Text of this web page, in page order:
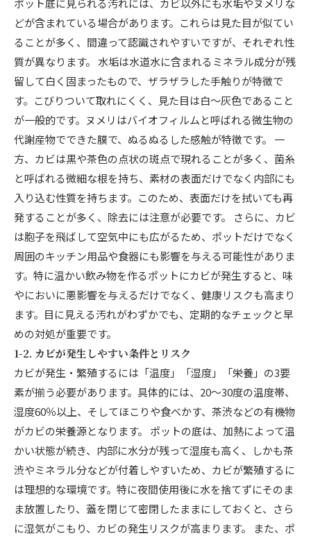
どが含まれている場合があります。これらは見た目が似てい
ることが多く、間違って認識されやすいですが、それぞれ性
質が異なります。 水垢は水道水に含まれるミネラル成分が残
留して白く固まったもので、ザラザラした手触りが特徴で
す。こびりついて取れにくく、見た目は白〜灰色であること
が一般的です。ヌメリはバイオフィルムと呼ばれる微生物の
代謝産物でできた膜で、ぬるぬるした感触が特徴です。 一
方、カビは黒や茶色の点状の斑点で現れることが多く、菌糸
と呼ばれる微細な根を持ち、素材の表面だけでなく内部にも
入り込む性質を持ちます。このため、表面だけを拭いても再
発することが多く、除去には注意が必要です。 さらに、カビ
は胞子を飛ばして空気中にも広がるため、ポットだけでなく
周囲のキッチン用品や食器にも影響を与える可能性がありま
す。特に温かい飲み物を作るポットにカビが発生すると、味
やにおいに悪影響を与えるだけでなく、健康リスクも高まり
ます。目に見える汚れがわずかでも、定期的なチェックと早
めの対処が重要です。
1-2. カビが発生しやすい条件とリスク
カビが発生・繁殖するには「温度」「湿度」「栄養」の3要
素が揃う必要があります。具体的には、20〜30度の温度帯、
湿度60％以上、そしてほこりや食べかす、茶渋などの有機物
がカビの栄養源となります。 ポットの底は、加熱によって温
かい状態が続き、内部に水分が残って湿度も高く、しかも茶
渋やミネラル分などが付着しやすいため、カビが繁殖するに
は理想的な環境です。特に夜間使用後に水を捨てずにそのま
ま放置したり、蓋を閉じて密閉したままにしておくと、さら
に湿気がこもり、カビの発生リスクが高まります。 また、ポ